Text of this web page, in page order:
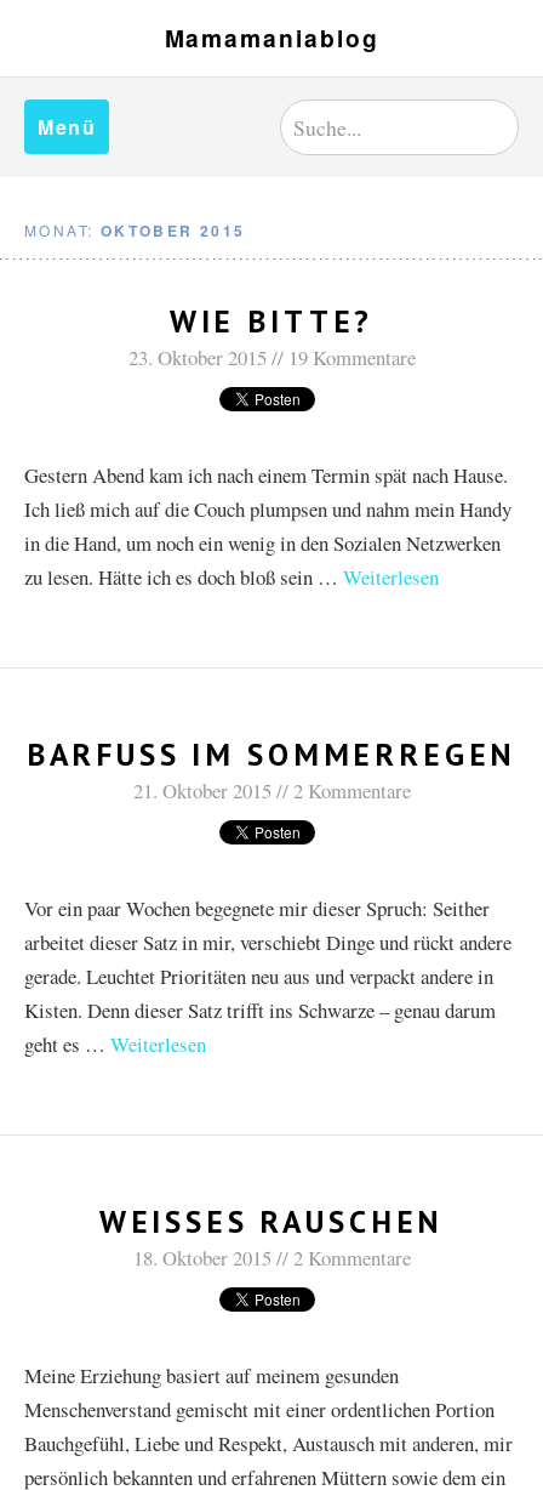
Mamamaniablog
Menü
MONAT: OKTOBER 2015
WIE BITTE?
23. Oktober 2015 19 Kommentare
Gestern Abend kam ich nach einem Termin spät nach Hause.
Ich ließ mich auf die Couch plumpsen und nahm mein Handy
in die Hand, um noch ein wenig in den Sozialen Netzwerken
zu lesen. Hätte ich es doch bloß sein … Weiterlesen
BARFUSS IM SOMMERREGEN
21. Oktober 2015 2 Kommentare
Vor ein paar Wochen begegnete mir dieser Spruch: Seither
arbeitet dieser Satz in mir, verschiebt Dinge und rückt andere
gerade. Leuchtet Prioritäten neu aus und verpackt andere in
Kisten. Denn dieser Satz trifft ins Schwarze – genau darum
geht es … Weiterlesen
WEISSES RAUSCHEN
18. Oktober 2015 2 Kommentare
Meine Erziehung basiert auf meinem gesunden
Menschenverstand gemischt mit einer ordentlichen Portion
Bauchgefühl, Liebe und Respekt, Austausch mit anderen, mir
persönlich bekannten und erfahrenen Müttern sowie dem ein